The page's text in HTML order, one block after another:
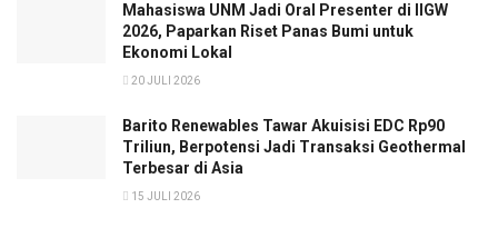
Mahasiswa UNM Jadi Oral Presenter di IIGW
2026, Paparkan Riset Panas Bumi untuk
Ekonomi Lokal
20 JULI 2026
Barito Renewables Tawar Akuisisi EDC Rp90
Triliun, Berpotensi Jadi Transaksi Geothermal
Terbesar di Asia
15 JULI 2026